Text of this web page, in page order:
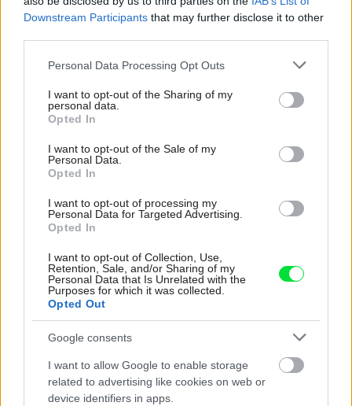
Downstream Participants that may further disclose it to other
Please note that this website/app uses one or more Google
not limited to your visit or usage behaviour. You may click to
grant or deny consent to Google and its third-party tags to
use your data for below specified purposes in below Google
consent section.
Personal Data Processing Opt Outs
I want to opt-out of the Sharing of my
personal data.
Opted In
I want to opt-out of the Sale of my
Personal Data.
Opted In
I want to opt-out of processing my
Personal Data for Targeted Advertising.
Opted In
I want to opt-out of Collection, Use,
Retention, Sale, and/or Sharing of my
Personal Data that Is Unrelated with the
Purposes for which it was collected.
Opted Out
Google consents
I want to allow Google to enable storage
related to advertising like cookies on web or
device identifiers in apps.
predstáv mladej rodiny
Dom z tehly